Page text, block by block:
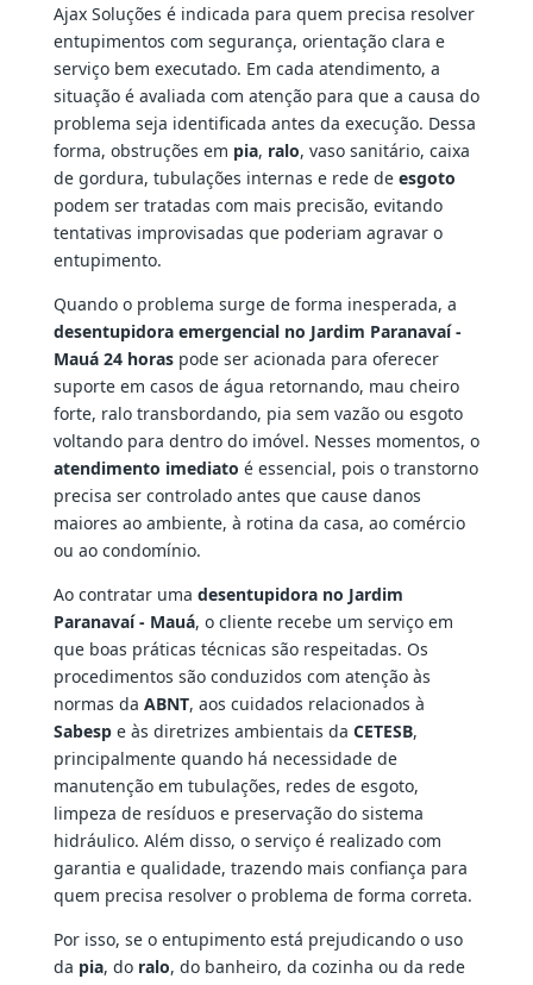
Ajax Soluções é indicada para quem precisa resolver
entupimentos com segurança, orientação clara e
serviço bem executado. Em cada atendimento, a
situação é avaliada com atenção para que a causa do
problema seja identificada antes da execução. Dessa
forma, obstruções em pia, ralo, vaso sanitário, caixa
de gordura, tubulações internas e rede de esgoto
podem ser tratadas com mais precisão, evitando
tentativas improvisadas que poderiam agravar o
entupimento.
Quando o problema surge de forma inesperada, a
desentupidora emergencial no Jardim Paranavaí -
Mauá 24 horaspode ser acionada para oferecer
suporte em casos de água retornando, mau cheiro
forte, ralo transbordando, pia sem vazão ou esgoto
voltando para dentro do imóvel. Nesses momentos, o
atendimento imediato é essencial, pois o transtorno
precisa ser controlado antes que cause danos
maiores ao ambiente, à rotina da casa, ao comércio
ou ao condomínio.
Ao contratar uma desentupidora no Jardim
Paranavaí - Mauá, o cliente recebe um serviço em
que boas práticas técnicas são respeitadas. Os
procedimentos são conduzidos com atenção às
normas da ABNT, aos cuidados relacionados à
Sabespe às diretrizes ambientais da CETESB,
principalmente quando há necessidade de
manutenção em tubulações, redes de esgoto,
limpeza de resíduos e preservação do sistema
hidráulico. Além disso, o serviço é realizado com
garantia e qualidade, trazendo mais confiança para
quem precisa resolver o problema de forma correta.
Por isso, se o entupimento está prejudicando o uso
da pia, do ralo, do banheiro, da cozinha ou da rede